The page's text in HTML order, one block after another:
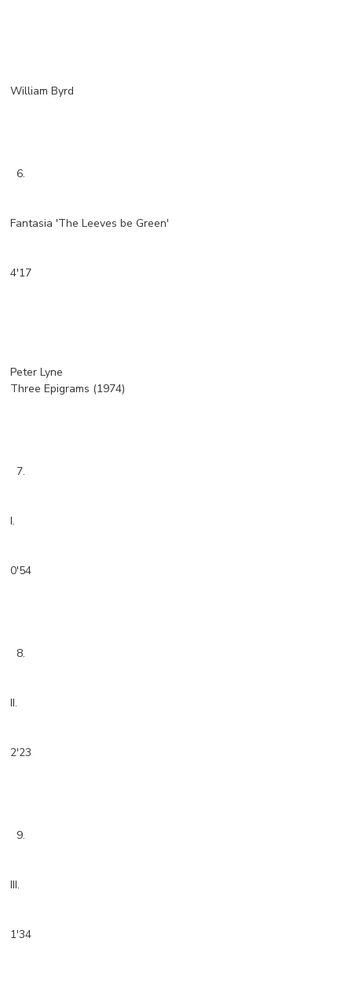
William Byrd
6.
Fantasia 'The Leeves be Green'
4'17
Peter Lyne
Three Epigrams (1974)
7.
I.
0'54
8.
II.
2'23
9.
III.
1'34